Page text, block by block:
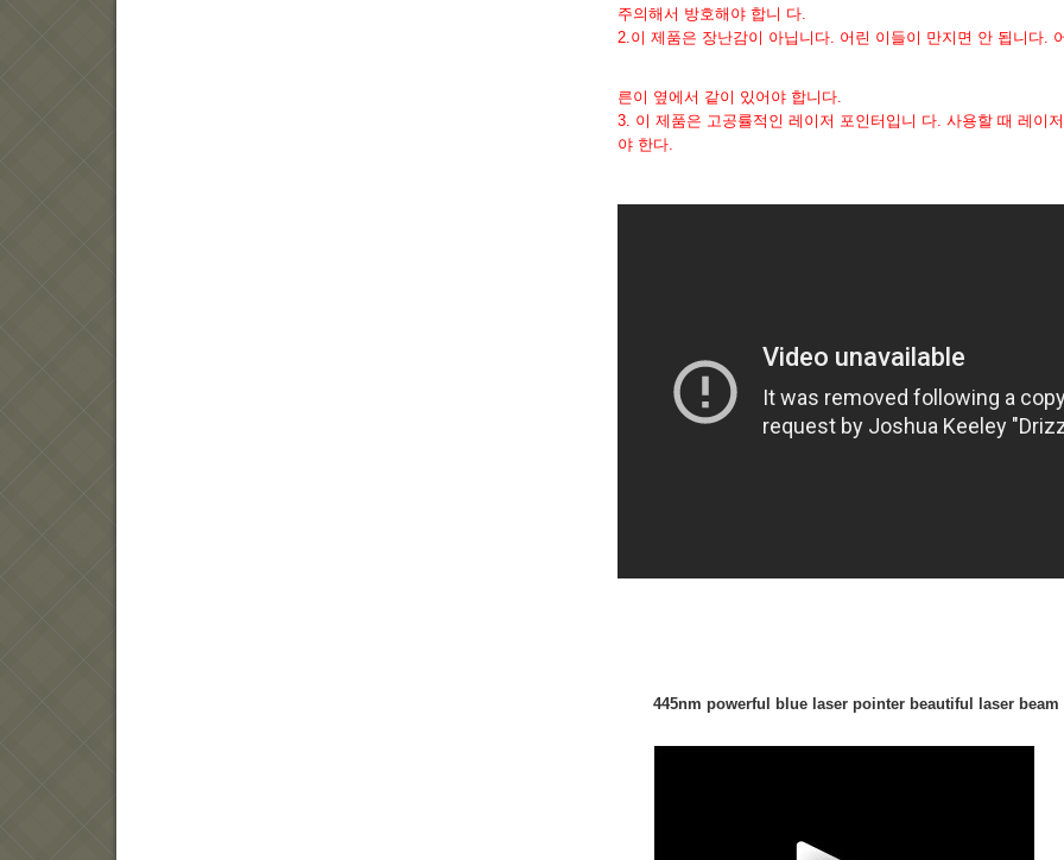
주의해서 방호해야 합니 다.
2. 이 제품은 장난감이 아닙니다. 어린 이들이 만지면 안 됩니다.
른이 옆에서 같이 있어야 합니다.
3. 이 제품은 고공률적인 레이저 포인터입니 다. 사용할 때 레이
야 한다.
445nm powerful blue laser pointer beautiful laser beam